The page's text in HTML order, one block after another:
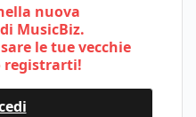
nuova
MusicBiz.
le tue vecchie
registrarti!